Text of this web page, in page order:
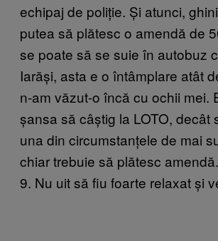
echipaj de poliție. Și atunci,
putea să plătesc o amendă de
se poate să se suie în autobuz
Iarăși, asta e o întâmplare atât
n-am văzut-o încă cu ochii mei.
șansa să câștig la LOTO, decât
una din circumstanțele de mai
chiar trebuie să plătesc amendă.
9. Nu uit să fiu foarte relaxat și